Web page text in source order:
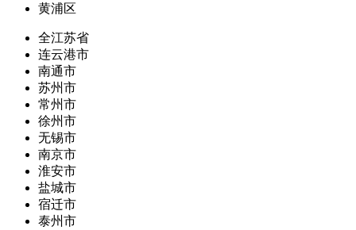
黄浦区
全江苏省
连云港市
南通市
苏州市
常州市
徐州市
无锡市
南京市
淮安市
盐城市
宿迁市
泰州市